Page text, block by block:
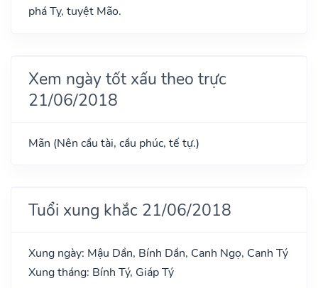
phá Tỵ, tuyệt Mão.
Xem ngày tốt xấu theo trực
21/06/2018
Mãn (Nên cầu tài, cầu phúc, tế tự.)
Tuổi xung khắc 21/06/2018
Xung ngày: Mậu Dần, Bính Dần, Canh Ngọ, Canh Tý
Xung tháng: Bính Tý, Giáp Tý